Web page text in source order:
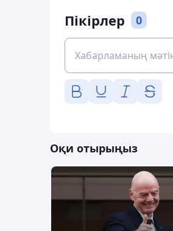
Пікірлер 0
Оқи отырыңыз